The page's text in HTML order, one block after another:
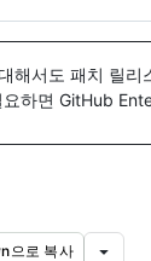
해서도 패치 릴리
하면 GitHub
으로 복사